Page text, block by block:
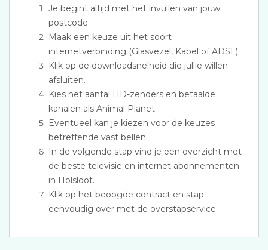
Je begint altijd met het invullen van jouw
postcode.
Maak een keuze uit het soort
internetverbinding (Glasvezel, Kabel of ADSL).
Klik op de downloadsnelheid die jullie willen
afsluiten.
Kies het aantal HD-zenders en betaalde
kanalen als Animal Planet.
Eventueel kan je kiezen voor de keuzes
betreffende vast bellen.
In de volgende stap vind je een overzicht met
de beste televisie en internet abonnementen
in Holsloot.
Klik op het beoogde contract en stap
eenvoudig over met de overstapservice.